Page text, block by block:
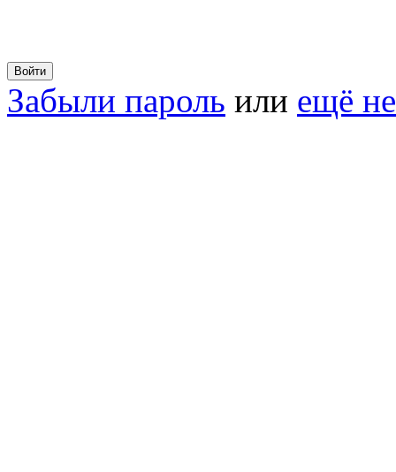
Забыли пароль или ещё